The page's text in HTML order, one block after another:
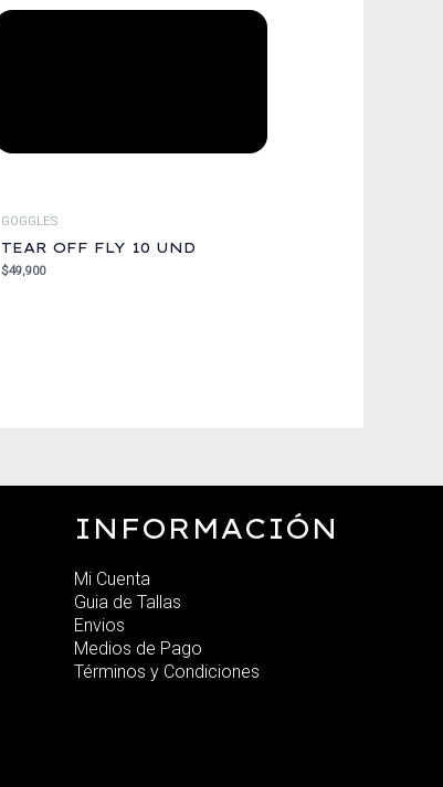
GOGGLES
TEAR OFF FLY 10 UND
$49,900
INFORMACIÓN
Mi Cuenta
Guia de Tallas
Envios
Medios de Pago
Términos y Condiciones